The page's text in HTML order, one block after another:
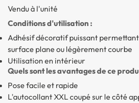
Vendu à l'unité
Conditions d'utilisation :
Adhésif décoratif puissant
surface plane ou légèrement courbe
Utilisation en intérieur
Quels sont les avantages de ce
Pose facile et rapide
L'autocollant XXL coupé sur le côté